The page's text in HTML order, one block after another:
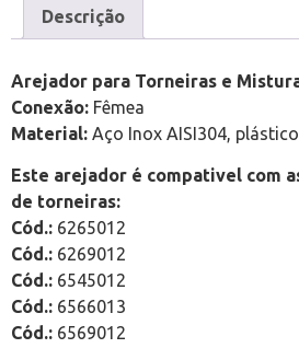
Descrição
Arejador para Torneiras e
Conexão: Fêmea
Material: Aço Inox AISI304,
Este arejador é compativel com
de torneiras:
Cód.: 6265012
Cód.: 6269012
Cód.: 6545012
Cód.: 6566013
Cód.: 6569012